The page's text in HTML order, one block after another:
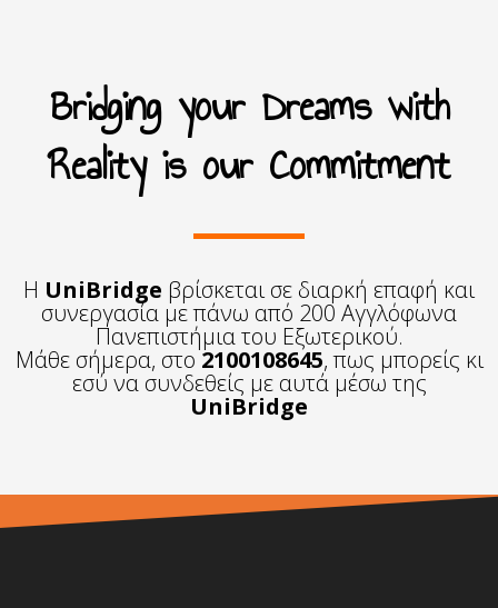
Bridging your Dreams with
Reality is our Commitment
Η UniBridge βρίσκεται σε διαρκή επαφή και
συνεργασία με πάνω από 200 Αγγλόφωνα
Πανεπιστήμια του Εξωτερικού.
Μάθε σήμερα, στο2100108645, πως μπορείς κι
εσύ να συνδεθείς με αυτά μέσω της
UniBridge